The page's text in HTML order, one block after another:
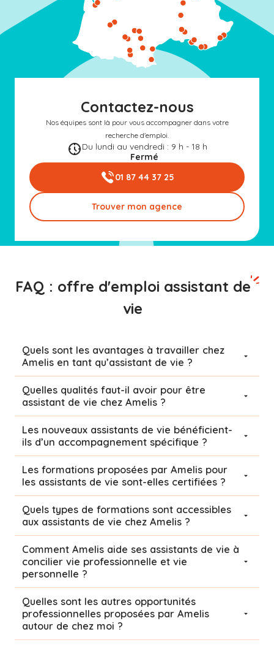
Contactez-nous
Nos équipes sont là pour vous accompagner dans votre
recherche d'emploi.
Du lundi au vendredi : 9 h - 18 h
Fermé
01 87 44 37 25
Trouver mon agence
FAQ : offre d'emploi assistant de
vie
Quels sont les avantages à travailler chez
Amelis en tant qu’assistant de vie ?
Quelles qualités faut-il avoir pour être
assistant de vie chez Amelis ?
Les nouveaux assistants de vie bénéficient-
ils d’un accompagnement spécifique ?
Les formations proposées par Amelis pour
les assistants de vie sont-elles certifiées ?
Quels types de formations sont accessibles
aux assistants de vie chez Amelis ?
Comment Amelis aide ses assistants de vie à
concilier vie professionnelle et vie
personnelle ?
Quelles sont les autres opportunités
professionnelles proposées par Amelis
autour de chez moi ?